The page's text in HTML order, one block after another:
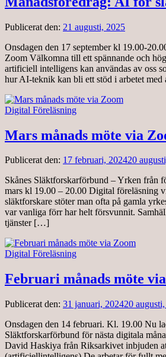
Publicerat den: 21 augusti, 2025
Onsdagen den 17 september kl 19.00-
Zoom Välkomna till ett spännande och
artificiell intelligens kan användas av oss
hur AI-teknik kan bli ett stöd i arbetet
Digital Föreläsning
Mars månads möte via
Publicerat den: 17 februari, 202420
Skånes Släktforskarförbund – Yrken från
mars kl 19.00 – 20.00 Digital föreläsning
släktforskare stöter man ofta på gamla
var vanliga förr har helt försvunnit.
tjänster […]
Digital Föreläsning
Februari månads möte
Publicerat den: 31 januari, 202420
Onsdagen den 14 februari. Kl. 19.00 Nu
Släktforskarförbund för nästa digitala
David Haskiya från Riksarkivet inbjuden